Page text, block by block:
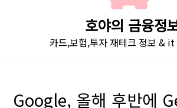
호야의 금융정
카드,보험,투자 재테크 정보 & it
Google, 올해 후반에